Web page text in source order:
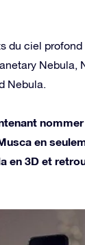
du ciel
Nebula,
Nebula.
en
en 3D et